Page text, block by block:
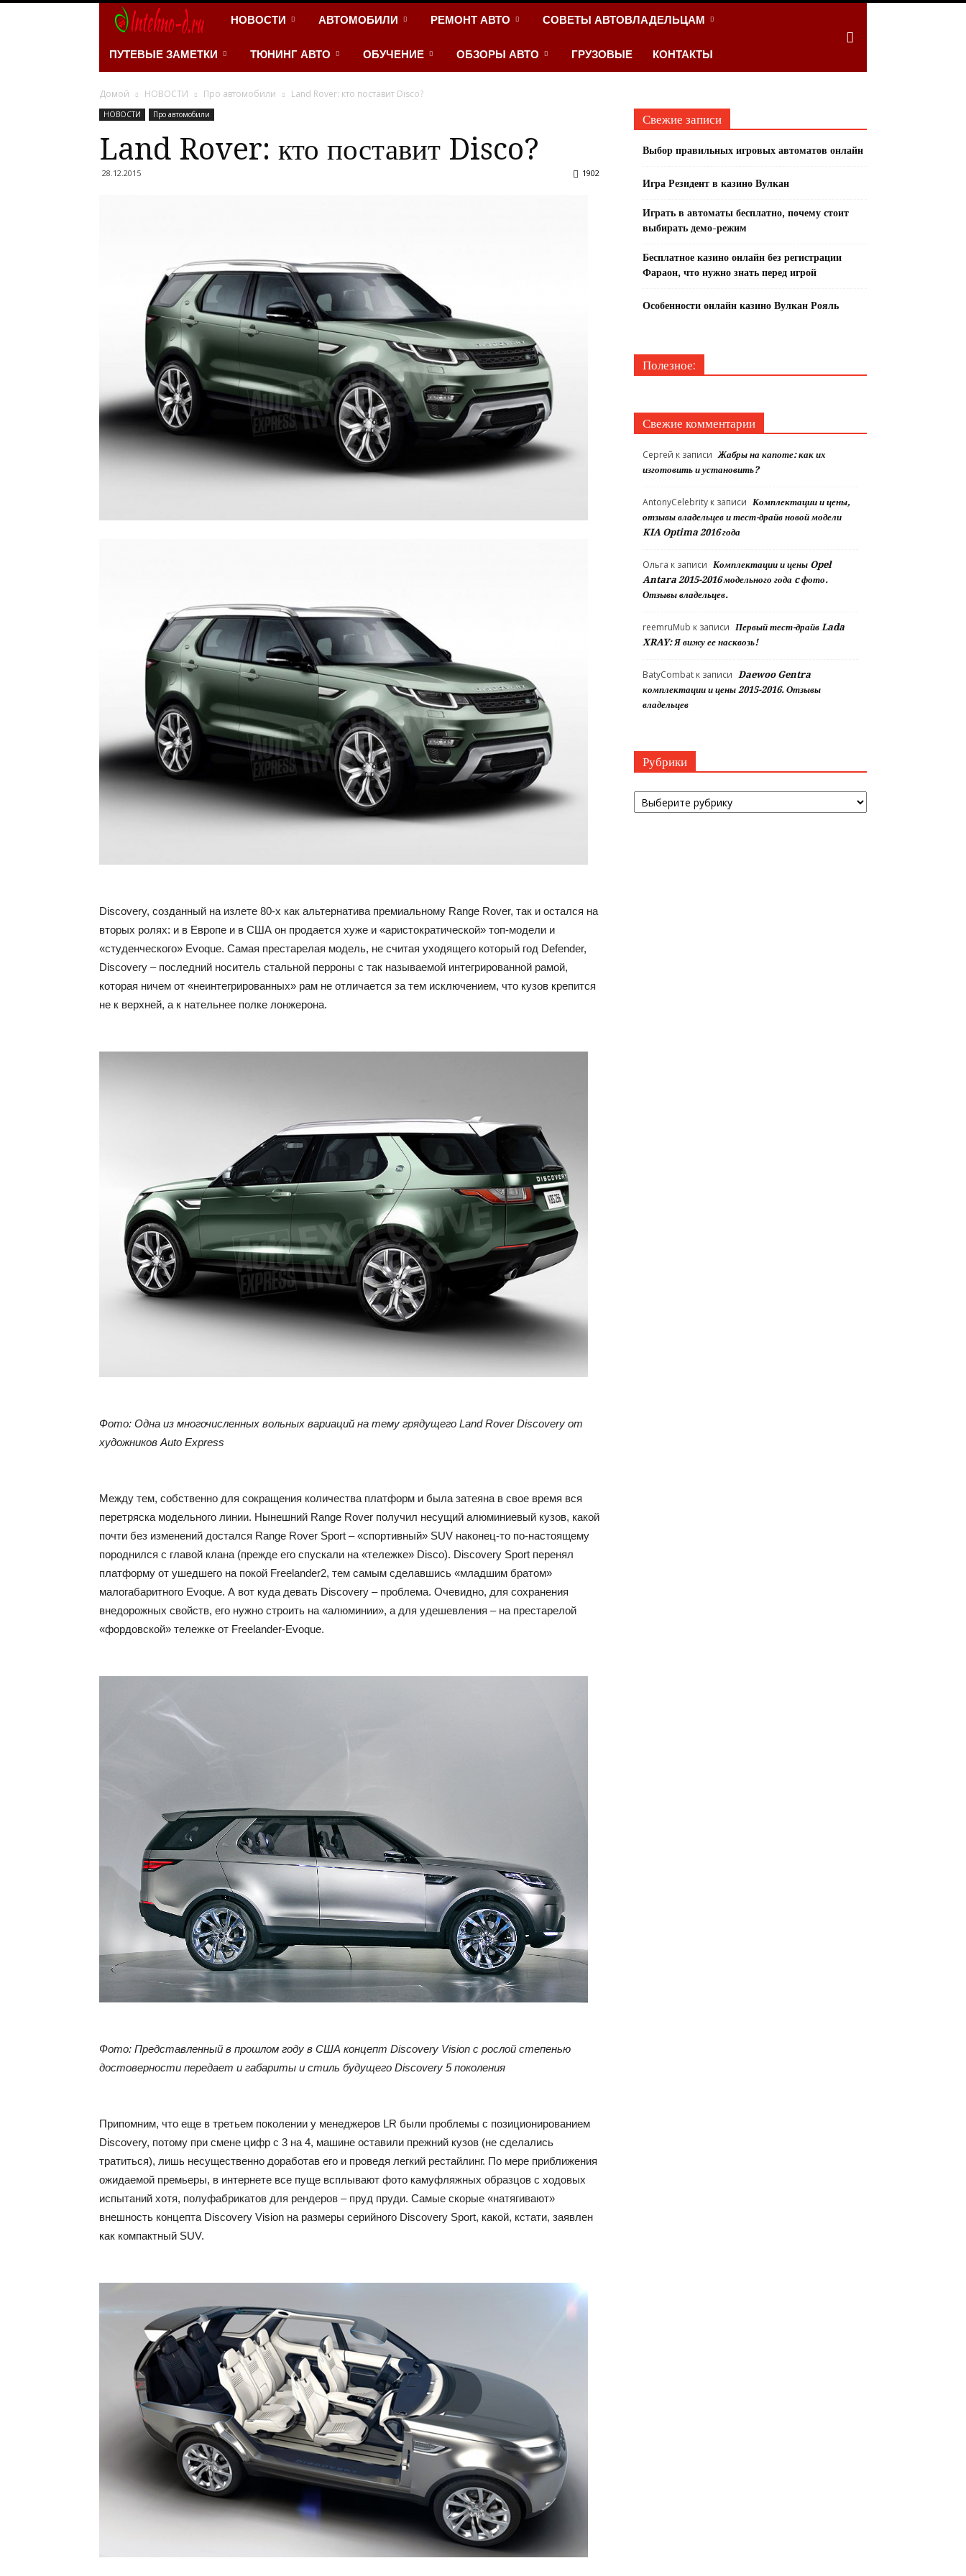
INTEHNO-
D.RU
про
мотоциклы
НОВОСТИ АВТОМОБИЛИ РЕМОНТ АВТО СОВЕТЫ АВТОВЛАДЕЛЬЦАМ
ПУТЕВЫЕ ЗАМЕТКИ ТЮНИНГ АВТО ОБУЧЕНИЕ ОБЗОРЫ АВТО ГРУЗОВЫЕ КОНТАКТЫ
Домой НОВОСТИ Про автомобили Land Rover: кто поставит Disco?
НОВОСТИ Про автомобили
Land Rover: кто поставит Disco?
28.12.2015 1902
Discovery, созданный на излете 80-х как альтернатива премиальному Range Rover, так и остался на
вторых ролях: и в Европе и в США он продается хуже и «аристократической» топ-модели и
«студенческого» Evoque. Самая престарелая модель, не считая уходящего который год Defender,
Discovery – последний носитель стальной перроны с так называемой интегрированной рамой,
которая ничем от «неинтегрированных» рам не отличается за тем исключением, что кузов крепится
не к верхней, а к нательнее полке лонжерона.
Фото: Одна из многочисленных вольных вариаций на тему грядущего Land Rover Discovery от
художников Auto Express
Между тем, собственно для сокращения количества платформ и была затеяна в свое время вся
перетряска модельного линии. Нынешний Range Rover получил несущий алюминиевый кузов, какой
почти без изменений достался Range Rover Sport – «спортивный» SUV наконец-то по-настоящему
породнился с главой клана (прежде его спускали на «тележке» Disco). Discovery Sport перенял
платформу от ушедшего на покой Freelander2, тем самым сделавшись «младшим братом»
малогабаритного Evoque. А вот куда девать Discovery – проблема. Очевидно, для сохранения
внедорожных свойств, его нужно строить на «алюминии», а для удешевления – на престарелой
«фордовской» тележке от Freelander-Evoque.
Фото: Представленный в прошлом году в США концепт Discovery Vision с рослой степенью
достоверности передает и габариты и стиль будущего Discovery 5 поколения
Припомним, что еще в третьем поколении у менеджеров LR были проблемы с позиционированием
Discovery, потому при смене цифр с 3 на 4, машине оставили прежний кузов (не сделались
тратиться), лишь несущественно доработав его и проведя легкий рестайлинг. По мере приближения
ожидаемой премьеры, в интернете все пуще всплывают фото камуфляжных образцов с ходовых
испытаний хотя, полуфабрикатов для рендеров – пруд пруди. Самые скорые «натягивают»
внешность концепта Discovery Vision на размеры серийного Discovery Sport, какой, кстати, заявлен
как компактный SUV.
Свежие записи
Выбор правильных игровых автоматов онлайн
Игра Резидент в казино Вулкан
Играть в автоматы бесплатно, почему стоит
выбирать демо-режим
Бесплатное казино онлайн без регистрации
Фараон, что нужно знать перед игрой
Особенности онлайн казино Вулкан Рояль
Полезное:
Свежие комментарии
Сергей к записи Жабры на капоте: как их
изготовить и установить?
AntonyCelebrity к записи Комплектации и цены,
отзывы владельцев и тест-драйв новой модели
KIA Optima 2016 года
Ольга к записи Комплектации и цены Opel
Antara 2015-2016 модельного года c фото.
Отзывы владельцев.
reemruMub к записи Первый тест-драйв Lada
XRAY: Я вижу ее насквозь!
BatyCombat к записи Daewoo Gentra
комплектации и цены 2015-2016. Отзывы
владельцев
Рубрики
Рубрики